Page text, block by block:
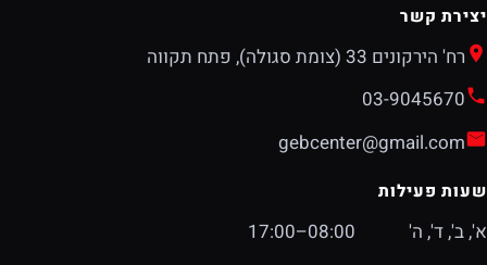
יצירת קשר
רח' הירקונים 33 (צומת סגולה), פתח תקווה
03-9045670
gebcenter@gmail.com
שעות פעילות
א', ב', ד', ה'
08:00–17:00